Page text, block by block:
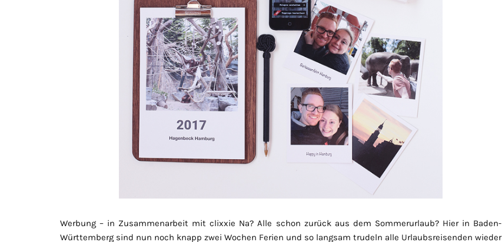
Werbung – in Zusammenarbeit mit clixxie Na? Alle schon zurück aus dem Sommerurlaub? Hier in Baden-
Württemberg sind nun noch knapp zwei Wochen Ferien und so langsam trudeln alle Urlaubsreisenden wieder